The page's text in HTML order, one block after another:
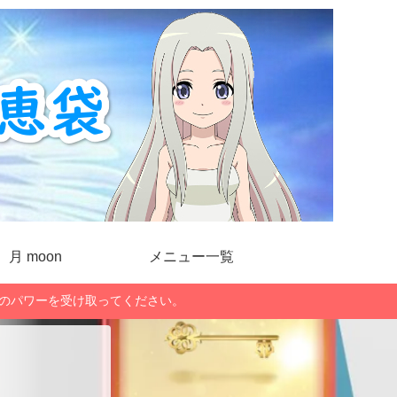
月 moon メニュー一覧
パワーを受け取ってください。